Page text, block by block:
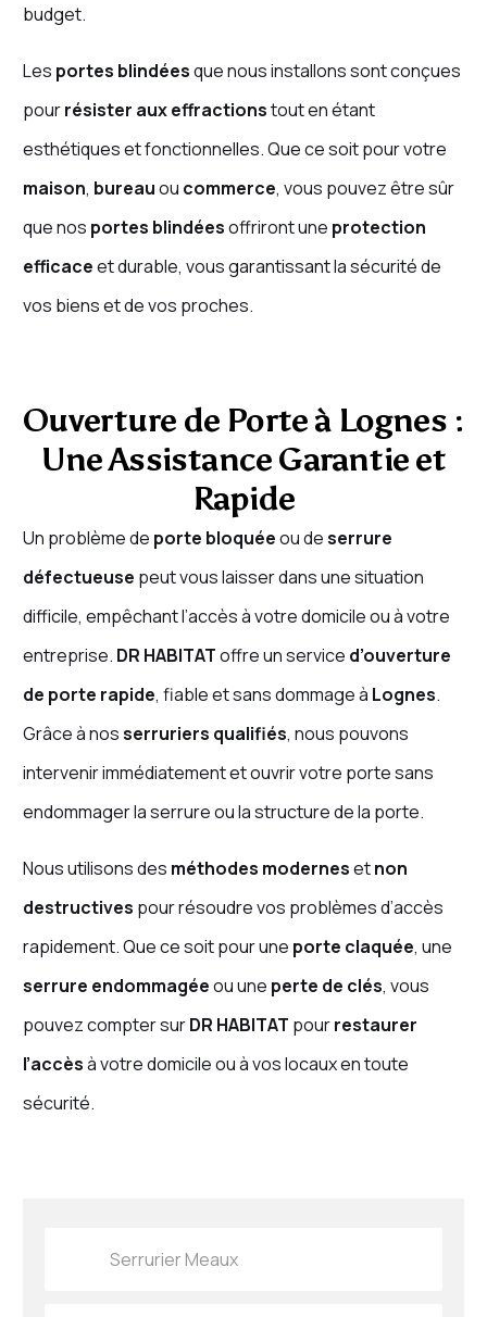
budget.
Les portes blindéesque nous installons sont conçues
pourrésister aux effractionstout en étant
esthétiques et fonctionnelles. Que ce soit pour votre
maison, bureauou commerce, vous pouvez être sûr
que nos portes blindéesoffriront une protection
efficaceet durable, vous garantissant la sécurité de
vos biens et de vos proches.
Ouverture de Porte à Lognes :
Une Assistance Garantie et
Rapide
Un problème de porte bloquéeou deserrure
défectueuse peut vous laisser dans une situation
difficile, empêchant l’accès à votre domicile ou à votre
entreprise. DR HABITAToffre un service d’ouverture
de porte rapide, fiable et sans dommage à Lognes.
Grâce à nosserruriers qualifiés, nous pouvons
intervenir immédiatement et ouvrir votre porte sans
endommager la serrure ou la structure de la porte.
Nous utilisons des méthodes modernesetnon
destructives pour résoudre vos problèmes d’accès
rapidement. Que ce soit pour une porte claquée, une
serrure endommagéeou une perte de clés, vous
pouvez compter surDR HABITAT pourrestaurer
l’accèsà votre domicile ou à vos locaux en toute
sécurité.
Serrurier Meaux